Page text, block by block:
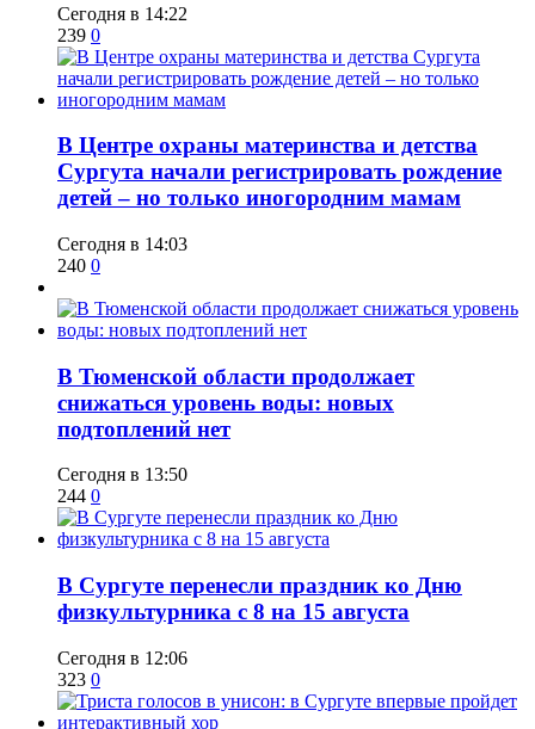
Сегодня в 14:22
239 0
​В Центре охраны материнства и детства
Сургута начали регистрировать рождение
детей – но только иногородним мамам
Сегодня в 14:03
240 0
​В Тюменской области продолжает
снижаться уровень воды: новых
подтоплений нет
Сегодня в 13:50
244 0
​В Сургуте перенесли праздник ко Дню
физкультурника с 8 на 15 августа
Сегодня в 12:06
323 0